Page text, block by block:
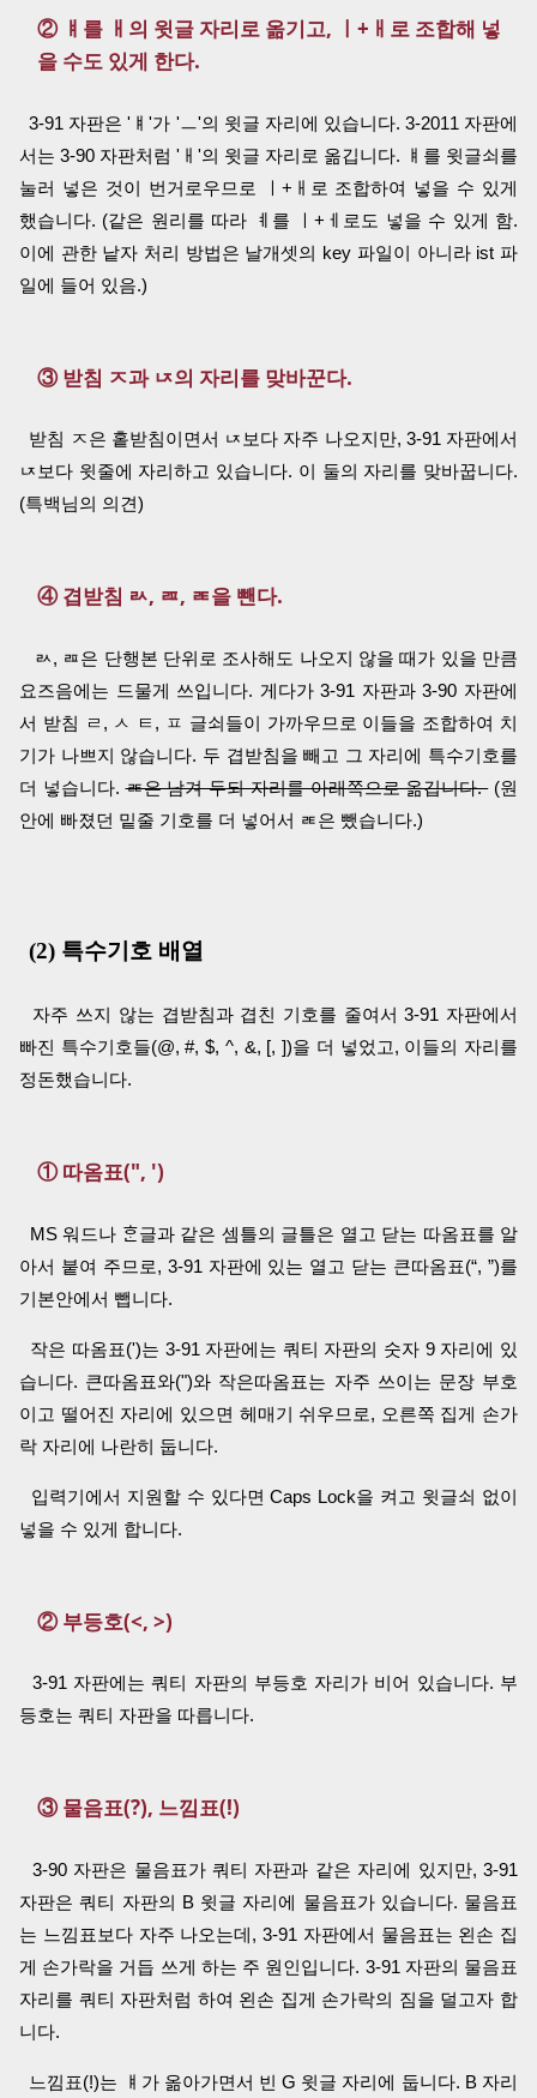
② ㅒ를 ㅐ의 윗글 자리로 옮기고, ㅣ+ㅐ로 조합해 넣
을 수도 있게 한다.
3-91 자판은 'ㅒ'가 'ㅡ'의 윗글 자리에 있습니다. 3-2011 자판에
서는 3-90 자판처럼 'ㅐ'의 윗글 자리로 옮깁니다. ㅒ를 윗글쇠를
눌러 넣은 것이 번거로우므로 ㅣ+ㅐ로 조합하여 넣을 수 있게
했습니다. (같은 원리를 따라 ㅖ를 ㅣ+ㅔ로도 넣을 수 있게 함.
이에 관한 낱자 처리 방법은 날개셋의 key 파일이 아니라 ist 파
일에 들어 있음.)
③ 받침 ㅈ과 ㄵ의 자리를 맞바꾼다.
받침 ㅈ은 홑받침이면서 ㄵ보다 자주 나오지만, 3-91 자판에서
ㄵ보다 윗줄에 자리하고 있습니다. 이 둘의 자리를 맞바꿉니다.
(특백님의 의견)
④ 겹받침 ㄽ, ㄿ, ㄾ을 뺀다.
ㄽ, ㄿ은 단행본 단위로 조사해도 나오지 않을 때가 있을 만큼
요즈음에는 드물게 쓰입니다. 게다가 3-91 자판과 3-90 자판에
서 받침 ㄹ, ㅅ ㅌ, ㅍ 글쇠들이 가까우므로 이들을 조합하여 치
기가 나쁘지 않습니다. 두 겹받침을 빼고 그 자리에 특수기호를
더 넣습니다.ㄾ은 남겨 두되 자리를 아래쪽으로 옮깁니다.(원
안에 빠졌던 밑줄 기호를 더 넣어서 ㄾ은 뺐습니다.)
(2) 특수기호 배열
자주 쓰지 않는 겹받침과 겹친 기호를 줄여서 3-91 자판에서
빠진 특수기호들(@, #, $, ^, &, [, ])을 더 넣었고, 이들의 자리를
정돈했습니다.
① 따옴표(", ')
MS 워드나 ᄒᆞᆫ글과 같은 셈틀의 글틀은 열고 닫는 따옴표를 알
아서 붙여 주므로, 3-91 자판에 있는 열고 닫는 큰따옴표(“, ”)를
기본안에서 뺍니다.
작은 따옴표(')는 3-91 자판에는 쿼티 자판의 숫자 9 자리에 있
습니다. 큰따옴표와(")와 작은따옴표는 자주 쓰이는 문장 부호
이고 떨어진 자리에 있으면 헤매기 쉬우므로, 오른쪽 집게 손가
락 자리에 나란히 둡니다.
입력기에서 지원할 수 있다면 Caps Lock을 켜고 윗글쇠 없이
넣을 수 있게 합니다.
② 부등호(<, >)
3-91 자판에는 쿼티 자판의 부등호 자리가 비어 있습니다. 부
등호는 쿼티 자판을 따릅니다.
③ 물음표(?), 느낌표(!)
3-90 자판은 물음표가 쿼티 자판과 같은 자리에 있지만, 3-91
자판은 쿼티 자판의 B 윗글 자리에 물음표가 있습니다. 물음표
는 느낌표보다 자주 나오는데, 3-91 자판에서 물음표는 왼손 집
게 손가락을 거듭 쓰게 하는 주 원인입니다. 3-91 자판의 물음표
자리를 쿼티 자판처럼 하여 왼손 집게 손가락의 짐을 덜고자 합
니다.
느낌표(!)는 ㅒ가 옮아가면서 빈 G 윗글 자리에 둡니다. B 자리